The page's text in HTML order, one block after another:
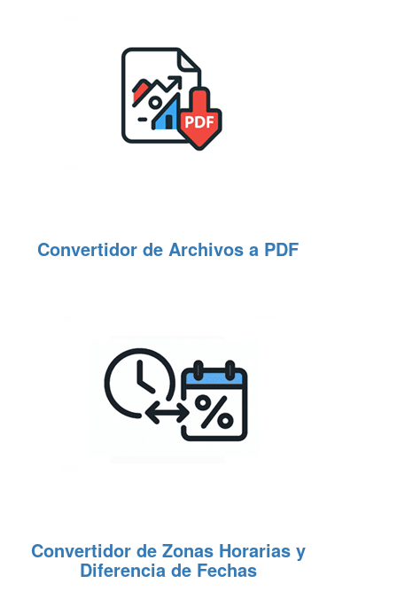
Convertidor de Archivos a PDF
Convertidor de Zonas Horarias y
Diferencia de Fechas